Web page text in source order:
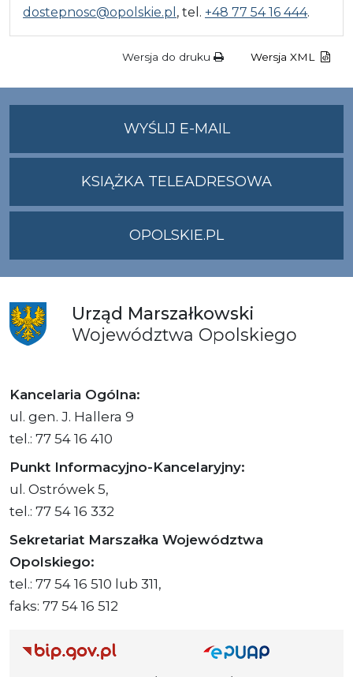
dostepnosc@opolskie.pl , tel. +48 77 54 16 444.
Wersja do druku Wersja XML
WYŚLIJ E-MAILNA
ADRES
KSIĄŻKA TELEADRESOWA
OPOLSKIE.PL
Urząd Marszałkowski
Województwa Opolskiego
Kancelaria Ogólna:
ul. gen. J. Hallera 9
tel.: 77 54 16 410
Punkt Informacyjno-Kancelaryjny:
ul. Ostrówek 5,
tel.: 77 54 16 332
Sekretariat Marszałka Województwa
Opolskiego:
tel.: 77 54 16 510 lub 311,
faks: 77 54 16 512